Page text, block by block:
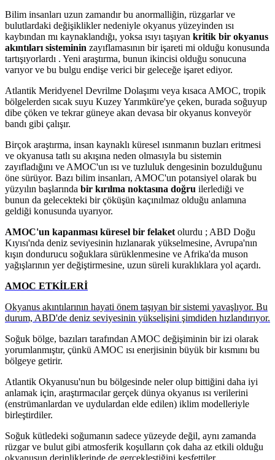
Bilim insanları uzun zamandır bu anormalliğin, rüzgarlar ve
bulutlardaki değişiklikler nedeniyle okyanus yüzeyinden ısı
kaybından mı kaynaklandığı, yoksa ısıyı taşıyan kritik bir okyanus
akıntıları sisteminin zayıflamasının bir işareti mi olduğu konusunda
tartışıyorlardı . Yeni araştırma, bunun ikincisi olduğu sonucuna
varıyor ve bu bulgu endişe verici bir geleceğe işaret ediyor.
Atlantik Meridyenel Devrilme Dolaşımı veya kısaca AMOC, tropik
bölgelerden sıcak suyu Kuzey Yarımküre'ye çeken, burada soğuyup
dibe çöken ve tekrar güneye akan devasa bir okyanus konveyör
bandı gibi çalışır.
Birçok araştırma, insan kaynaklı küresel ısınmanın buzları eritmesi
ve okyanusa tatlı su akışına neden olmasıyla bu sistemin
zayıfladığını ve AMOC'un ısı ve tuzluluk dengesinin bozulduğunu
öne sürüyor. Bazı bilim insanları, AMOC'un potansiyel olarak bu
yüzyılın başlarında bir kırılma noktasına doğru ilerlediği ve
bunun da gelecekteki bir çöküşün kaçınılmaz olduğu anlamına
geldiği konusunda uyarıyor.
AMOC'un kapanması küresel bir felaket olurdu ; ABD Doğu
Kıyısı'nda deniz seviyesinin hızlanarak yükselmesine, Avrupa'nın
kışın dondurucu soğuklara sürüklenmesine ve Afrika'da muson
yağışlarının yer değiştirmesine, uzun süreli kuraklıklara yol açardı.
AMOC ETKİLERİ
Okyanus akıntılarının hayati önem taşıyan bir sistemi yavaşlıyor. Bu
durum, ABD'de deniz seviyesinin yükselişini şimdiden hızlandırıyor.
Soğuk bölge, bazıları tarafından AMOC değişiminin bir izi olarak
yorumlanmıştır, çünkü AMOC ısı enerjisinin büyük bir kısmını bu
bölgeye getirir.
Atlantik Okyanusu'nun bu bölgesinde neler olup bittiğini daha iyi
anlamak için, araştırmacılar gerçek dünya okyanus ısı verilerini
(enstrümanlardan ve uydulardan elde edilen) iklim modelleriyle
birleştirdiler.
Soğuk kütledeki soğumanın sadece yüzeyde değil, aynı zamanda
rüzgar ve bulut gibi atmosferik koşulların çok daha az etkili olduğu
okyanusun derinliklerinde de gerçekleştiğini keşfettiler.